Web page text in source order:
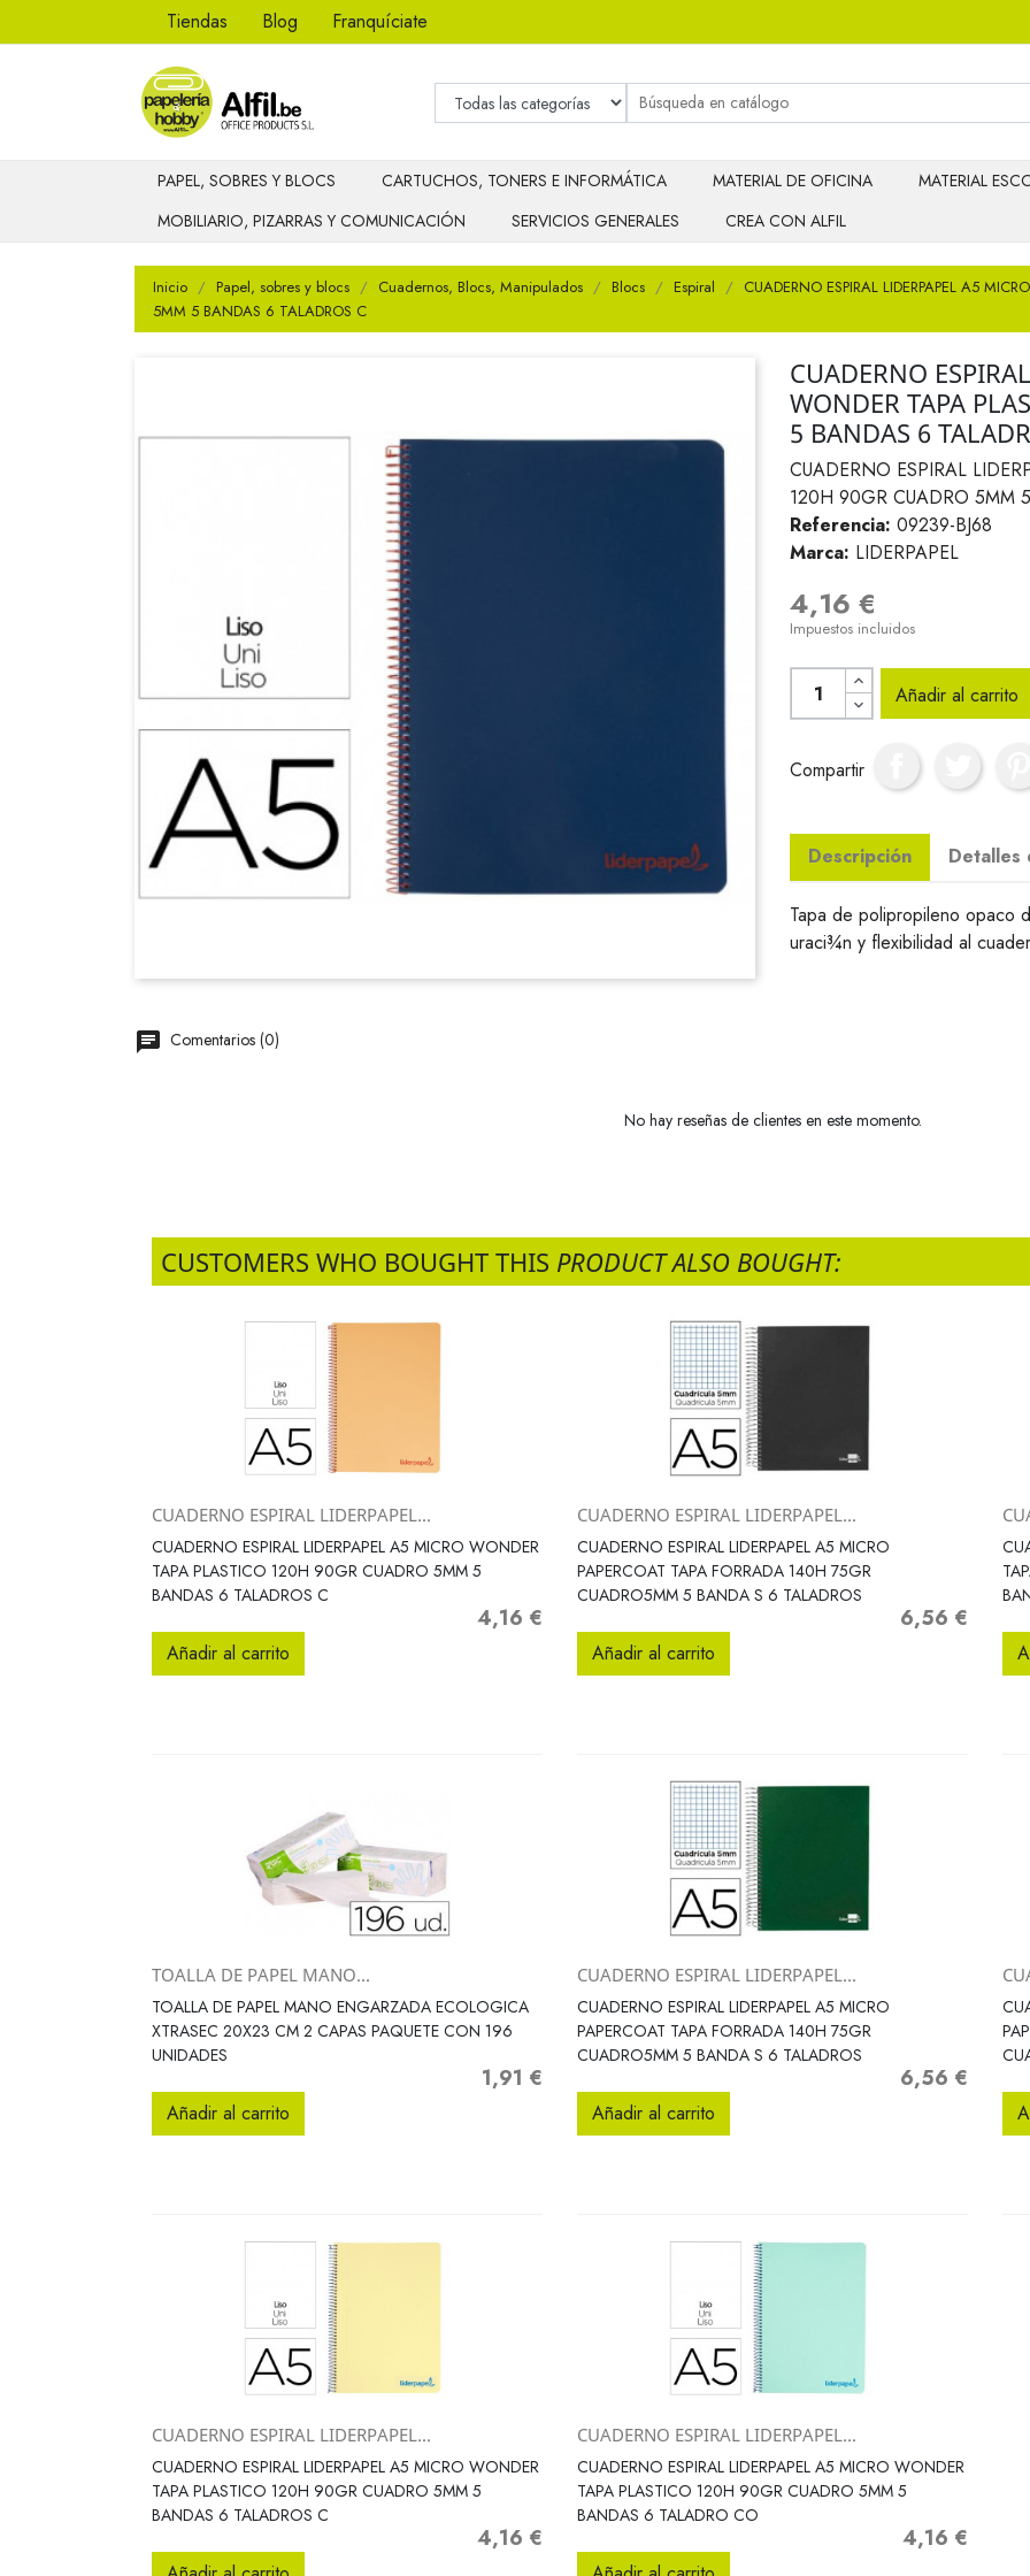
Tiendas Blog Franquíciate
PAPEL, SOBRES Y BLOCS CARTUCHOS, TONERS E INFORMÁTICA MATERIAL DE OFICINA
MATERIAL
MOBILIARIO, PIZARRAS Y COMUNICACIÓN
SERVICIOS GENERALES CREA CON ALFIL
Inicio Papel, sobres y blocs Cuadernos, Blocs, Manipulados Blocs Espiral
CUADERNO ESPIRAL LIDERPAPEL A5
5MM 5 BANDAS 6 TALADROS C
CUADERNO
WONDER TAPA
5 BANDAS 6
CUADERNO ESPIRAL
120H 90GR CUADRO 5MM
Referencia: 09239-BJ68
Marca: LIDERPAPEL
4,16 €
Impuestos incluidos
Añadir al carrito
Compartir
Descripción Detalles
Tapa de polipropileno opaco
uraci¾n y flexibilidad al
Comentarios (0)
No hay reseñas de clientes en este momento.
CUSTOMERS WHO BOUGHT THIS PRODUCT ALSO BOUGHT:
Vista rápida
CUADERNO ESPIRAL LIDERPAPEL...
CUADERNO ESPIRAL LIDERPAPEL A5 MICRO WONDER
TAPA PLASTICO 120H 90GR CUADRO 5MM 5
BANDAS 6 TALADROS C
Precio
4,16 €
Añadir al carrito
Vista rápida
CUADERNO ESPIRAL LIDERPAPEL...
CUADERNO ESPIRAL LIDERPAPEL A5 MICRO
PAPERCOAT TAPA FORRADA 140H 75GR
CUADRO5MM 5 BANDA S 6 TALADROS
Precio
6,56 €
Añadir al carrito
 Vista rápida
TOALLA DE PAPEL MANO...
TOALLA DE PAPEL MANO ENGARZADA ECOLOGICA
XTRASEC 20X23 CM 2 CAPAS PAQUETE CON 196
UNIDADES
Precio
1,91 €
Añadir al carrito
Vista rápida
CUADERNO ESPIRAL LIDERPAPEL...
CUADERNO ESPIRAL LIDERPAPEL A5 MICRO
PAPERCOAT TAPA FORRADA 140H 75GR
CUADRO5MM 5 BANDA S 6 TALADROS
Precio
6,56 €
Añadir al carrito
Vista rápida
CUADERNO ESPIRAL LIDERPAPEL...
CUADERNO ESPIRAL LIDERPAPEL A5 MICRO WONDER
TAPA PLASTICO 120H 90GR CUADRO 5MM 5
BANDAS 6 TALADROS C
Precio
4,16 €
Vista rápida
CUADERNO ESPIRAL LIDERPAPEL...
CUADERNO ESPIRAL LIDERPAPEL A5 MICRO WONDER
TAPA PLASTICO 120H 90GR CUADRO 5MM 5
BANDAS 6 TALADRO CO
Precio
4,16 €